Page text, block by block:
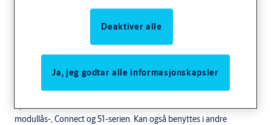
Komplett sylindersett - oval dobbelsylinder med bakkantfeste
Anvendelse
modullås-, Connect og 51-serien. Kan også benyttes i andre
Deaktiver alle
Ja, jeg godtar alle informasjonskapsler